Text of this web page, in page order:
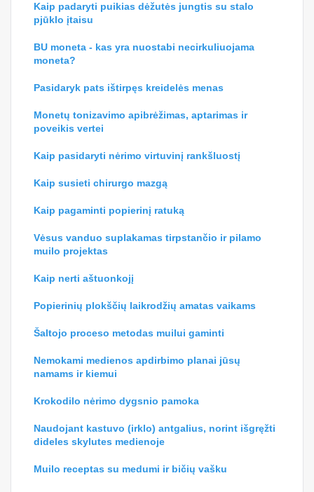
Kaip padaryti puikias dėžutės jungtis su stalo
pjūklo įtaisu
BU moneta - kas yra nuostabi necirkuliuojama
moneta?
Pasidaryk pats ištirpęs kreidelės menas
Monetų tonizavimo apibrėžimas, aptarimas ir
poveikis vertei
Kaip pasidaryti nėrimo virtuvinį rankšluostį
Kaip susieti chirurgo mazgą
Kaip pagaminti popierinį ratuką
Vėsus vanduo suplakamas tirpstančio ir pilamo
muilo projektas
Kaip nerti aštuonkojį
Popierinių plokščių laikrodžių amatas vaikams
Šaltojo proceso metodas muilui gaminti
Nemokami medienos apdirbimo planai jūsų
namams ir kiemui
Krokodilo nėrimo dygsnio pamoka
Naudojant kastuvo (irklo) antgalius, norint išgręžti
dideles skylutes medienoje
Muilo receptas su medumi ir bičių vašku